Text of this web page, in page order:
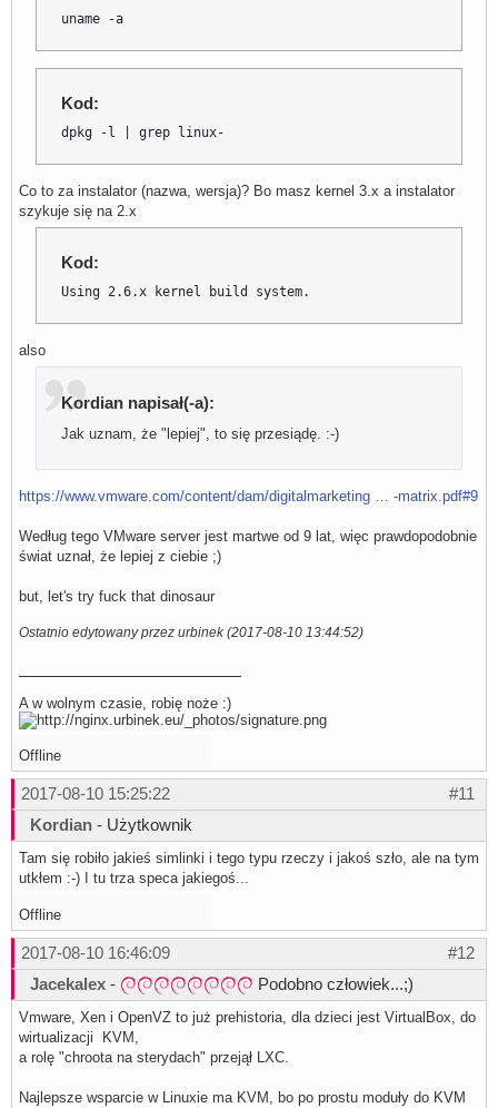
Execution aborted.
uname -a
Kod:
dpkg -l | grep linux-
Co to za instalator (nazwa, wersja)? Bo masz kernel 3.x a instalator
szykuje się na 2.x
Kod:
Using 2.6.x kernel build system.
also
Kordian napisał(-a):
Jak uznam, że "lepiej", to się przesiądę. :-)
https://www.vmware.com/content/dam/digitalmarketing … -matrix.pdf#9
Według tego VMware server jest martwe od 9 lat, więc prawdopodobnie
świat uznał, że lepiej z ciebie ;)
but, let's try fuck that dinosaur
Ostatnio edytowany przez urbinek (2017-08-10 13:44:52)
A w wolnym czasie, robię noże :)
Offline
#11
2017-08-10 15:25:22
Kordian - Użytkownik
Tam się robiło jakieś simlinki i tego typu rzeczy i jakoś szło, ale na tym
utkłem :-) I tu trza speca jakiegoś...
Offline
#12
2017-08-10 16:46:09
Jacekalex - Podobno człowiek...;)
Vmware, Xen i OpenVZ to już prehistoria, dla dzieci jest VirtualBox, do
wirtualizacji KVM,
a rolę "chroota na sterydach" przejął LXC.
Najlepsze wsparcie w Linuxie ma KVM, bo po prostu moduły do KVM